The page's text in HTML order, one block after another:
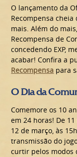
O lançamento da
Recompensa cheia
mais. Além do
Recompensa de
concedendo EXP,
acabar! Confira a
Recompensa para
O Dia da
Comemore os 10
em 24 horas! De
12 de março, às
transmissão do
curtir pelos modos